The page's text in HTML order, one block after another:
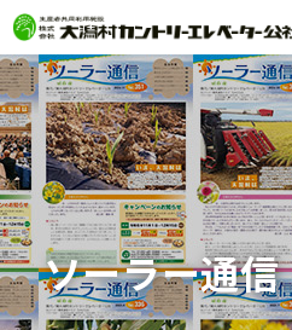
ソーラー通信